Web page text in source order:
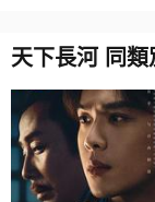
天下長河 同